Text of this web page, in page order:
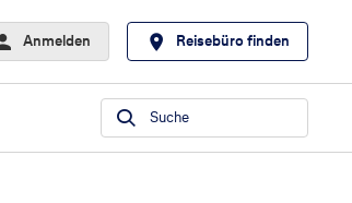
Anmelden Reisebüro finden
Suche